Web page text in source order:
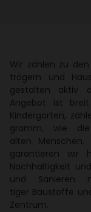
Wir zählen zu
trä­gern und
gestalten aktiv
Angebot ist breit
Kinder­gärten,
gramm, wie
alten
garan­tieren wir
Nach­hal­tig­keit
und Sanieren
tiger Baustoffe
Zentrum.